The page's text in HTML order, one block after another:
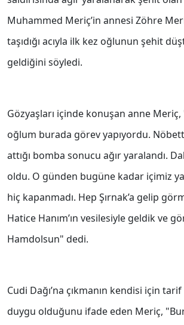
Muhammed Meriç’in annesi Zöhre
taşıdığı acıyla ilk kez oğlunun şehit
geldiğini söyledi.
Gözyaşları içinde konuşan anne Meriç,
oğlum burada görev yapıyordu.
attığı bomba sonucu ağır yaralandı.
oldu. O günden bugüne kadar içimiz
hiç kapanmadı. Hep Şırnak’a gelip
Hatice Hanım’ın vesilesiyle geldik ve
Hamdolsun" dedi.
Cudi Dağı’na çıkmanın kendisi için
duygu olduğunu ifade eden Meriç,